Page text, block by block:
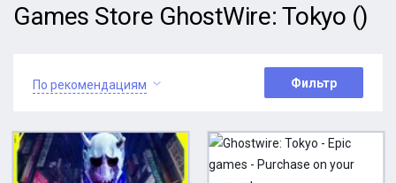
Games Store GhostWire: Tokyo ()
По рекомендациям Фильтр